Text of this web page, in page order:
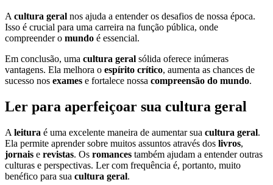
A cultura geral nos ajuda a entender os desafios de nossa época.
Isso é crucial para uma carreira na função pública, onde
compreender o mundo é essencial.
Em conclusão, uma cultura geral sólida oferece inúmeras
vantagens. Ela melhora o espírito crítico, aumenta as chances de
sucesso nos exames e fortalece nossa compreensão do mundo.
Ler para aperfeiçoar sua cultura geral
A leitura é uma excelente maneira de aumentar sua cultura geral.
Ela permite aprender sobre muitos assuntos através dos livros,
jornais e revistas. Os romances também ajudam a entender outras
culturas e perspectivas. Ler com frequência é, portanto, muito
benéfico para sua cultura geral.